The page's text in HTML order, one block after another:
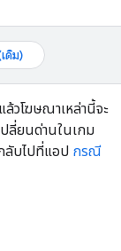
ดิม)
วโฆษณาเหล่านี้จะ
ลี่ยนด่านในเกม
ลับไปที่แอป กรณี